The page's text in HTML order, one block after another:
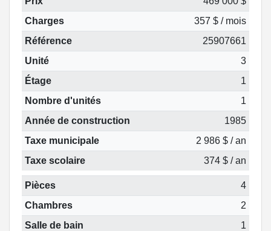
Charges
357 $ / mois
Référence
25907661
Unité
3
Étage
1
Nombre d'unités
1
Année de construction
1985
Taxe municipale
2 986 $ / an
Taxe scolaire
374 $ / an
Pièces
4
Chambres
2
Salle de bain
1